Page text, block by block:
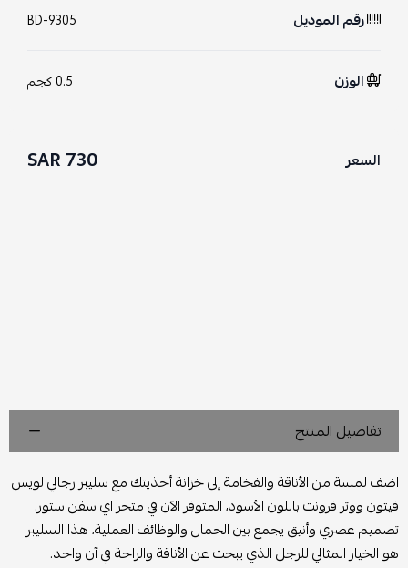
رقم الموديل BD-9305
الوزن 0.5 كجم
السعر 730 SAR
تفاصيل المنتج
اضف لمسة من الأناقة والفخامة إلى خزانة أحذيتك مع سليبر رجالي لويس
فيتون ووتر فرونت باللون الأسود، المتوفر الآن في متجر اي سفن ستور.
تصميم عصري وأنيق يجمع بين الجمال والوظائف العملية، هذا السليبر
هو الخيار المثالي للرجل الذي يبحث عن الأناقة والراحة في آن واحد.